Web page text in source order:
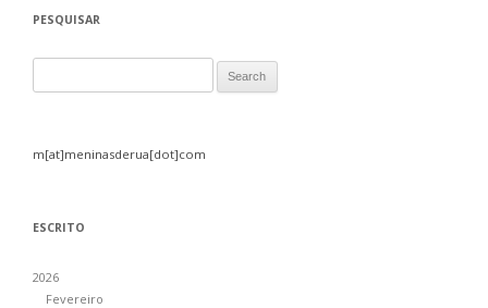
PESQUISAR
m[at]meninasderua[dot]com
ESCRITO
2026
Fevereiro